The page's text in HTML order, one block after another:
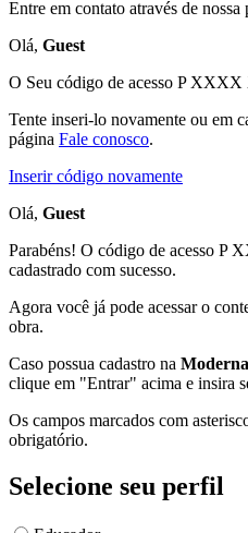
Entre em contato através de nossa
Olá, Guest
O Seu código de acesso P
Tente inseri-lo novamente ou em
página Fale conosco.
Inserir código novamente
Olá, Guest
Parabéns! O código de acesso
cadastrado com sucesso.
Agora você já pode acessar o
obra.
Caso possua cadastro na
clique em "Entrar" acima e insira
Os campos marcados com
obrigatório.
Selecione seu perfil